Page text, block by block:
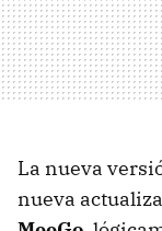
La nueva
nueva